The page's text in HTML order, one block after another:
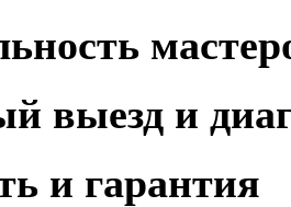
выезд и
и гарантия